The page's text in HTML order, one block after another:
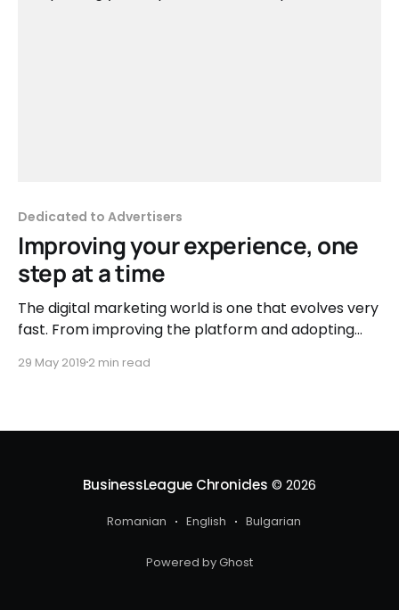
Dedicated to Advertisers
Improving your experience, one
step at a time
The digital marketing world is one that evolves very
fast. From improving the platform and adopting
marketing, we always try to help our users reach
few of the
29 May 2019 2 min read
BusinessLeague Chronicles © 2026
Romanian English Bulgarian
Powered by Ghost